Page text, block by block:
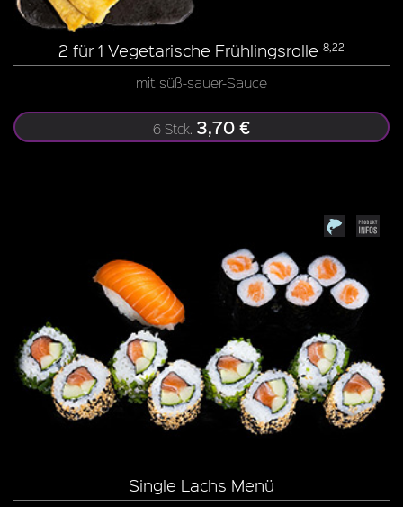
2 für 1 Vegetarische Frühlingsrolle 8,22
mit süß-sauer-Sauce
6 Stck. 3,70 €
Single Lachs Menü